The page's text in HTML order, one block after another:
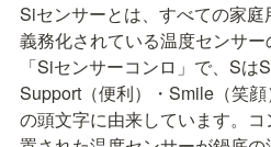
Siセンサーとは、すべての家
義務化されている温度センサ
「Siセンサーコンロ」で、Sは
Support（便利）・Smile（笑顔
の頭文字に由来しています。